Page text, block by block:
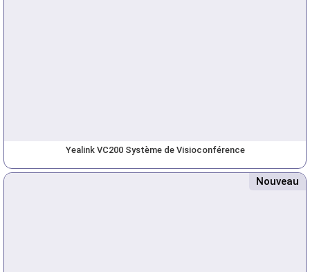
Yealink VC200 Système de Visioconférence
Nouveau